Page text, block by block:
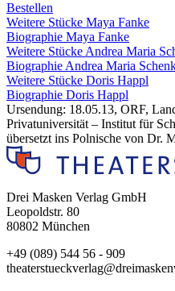
Bestellen
Weitere Stücke Maya Fanke
Biographie Maya Fanke
Weitere Stücke Andrea Maria
Biographie Andrea Maria
Weitere Stücke Doris Happl
Biographie Doris Happl
Ursendung: 18.05.13, ORF,
Privatuniversität – Institut für
übersetzt ins Polnische von Dr.
Drei Masken Verlag GmbH
Leopoldstr. 80
80802 München
+49 (089) 544 56 - 909